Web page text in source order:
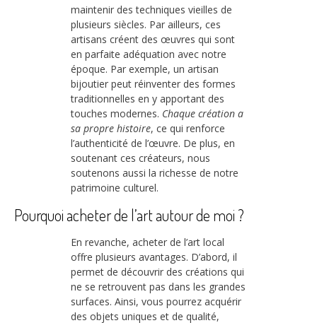
maintenir des techniques vieilles de
plusieurs siècles. Par ailleurs, ces
artisans créent des œuvres qui sont
en parfaite adéquation avec notre
époque. Par exemple, un artisan
bijoutier peut réinventer des formes
traditionnelles en y apportant des
touches modernes. Chaque création a
sa propre histoire, ce qui renforce
l’authenticité de l’œuvre. De plus, en
soutenant ces créateurs, nous
soutenons aussi la richesse de notre
patrimoine culturel.
Pourquoi acheter de l’art autour de moi ?
En revanche, acheter de l’art local
offre plusieurs avantages. D’abord, il
permet de découvrir des créations qui
ne se retrouvent pas dans les grandes
surfaces. Ainsi, vous pourrez acquérir
des objets uniques et de qualité,